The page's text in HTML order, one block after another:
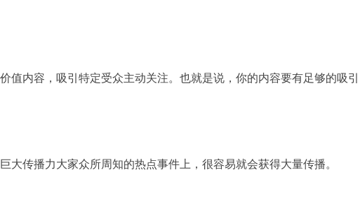
值内容，吸引特定受众主动关注。也就是说，你的内容要有足够的吸引
大传播力大家众所周知的热点事件上，很容易就会获得大量传播。